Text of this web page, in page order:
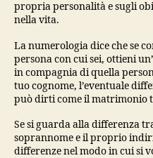
propria personalità e sugli
nella vita.
La numerologia dice che se
persona con cui sei, ottieni
in compagnia di quella
tuo cognome, l’eventuale
può dirti come il matrimonio
Se si guarda alla differenza
soprannome e il proprio
differenze nel modo in cui si